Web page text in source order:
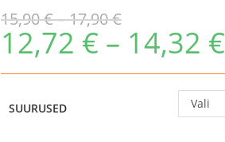
15,90€–17,90€15,90 €
17,90 €
12,72 € – 14,32 €
SUURUSED Vali